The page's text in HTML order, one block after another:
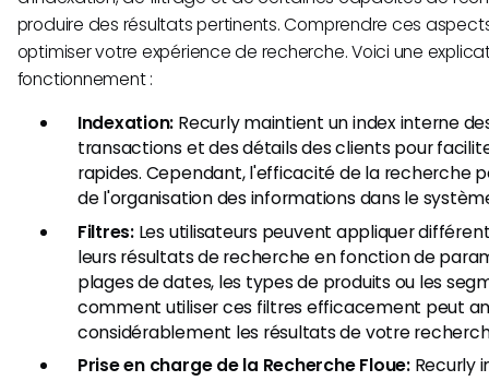
produire des résultats pertinents. Comprendre ces
optimiser votre expérience de recherche. Voici une
fonctionnement :
Indexation: Recurly maintient un index interne
transactions et des détails des clients pour
rapides. Cependant, l'efficacité de la recherche
de l'organisation des informations dans le
Filtres:Les utilisateurs peuvent appliquer
leurs résultats de recherche en fonction de
plages de dates, les types de produits ou les
comment utiliser ces filtres efficacement peut
considérablement les résultats de votre
Prise en charge de la Recherche Floue:Recurly